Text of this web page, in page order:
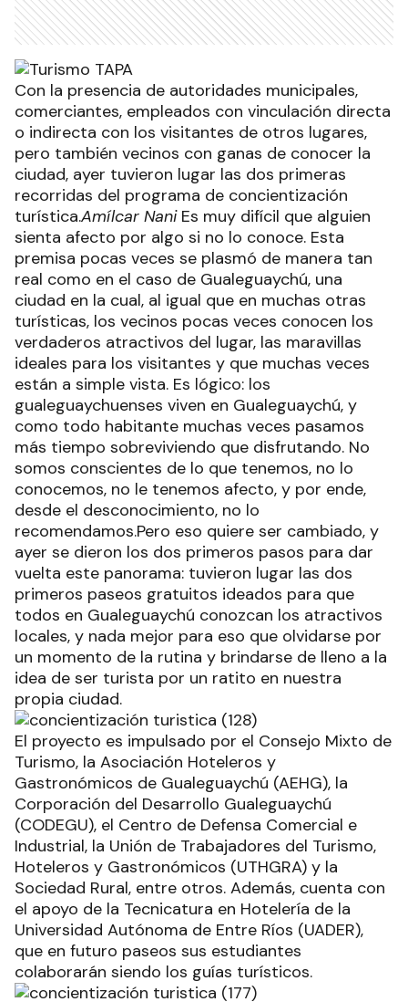
Con la presencia de autoridades municipales,
comerciantes, empleados con vinculación directa
o indirecta con los visitantes de otros lugares,
pero también vecinos con ganas de conocer la
ciudad, ayer tuvieron lugar las dos primeras
recorridas del programa de concientización
turística.Amílcar NaniEs muy difícil que alguien
sienta afecto por algo si no lo conoce. Esta
premisa pocas veces se plasmó de manera tan
real como en el caso de Gualeguaychú, una
ciudad en la cual, al igual que en muchas otras
turísticas, los vecinos pocas veces conocen los
verdaderos atractivos del lugar, las maravillas
ideales para los visitantes y que muchas veces
están a simple vista. Es lógico: los
gualeguaychuenses viven en Gualeguaychú, y
como todo habitante muchas veces pasamos
más tiempo sobreviviendo que disfrutando. No
somos conscientes de lo que tenemos, no lo
conocemos, no le tenemos afecto, y por ende,
desde el desconocimiento, no lo
recomendamos.Pero eso quiere ser cambiado, y
ayer se dieron los dos primeros pasos para dar
vuelta este panorama: tuvieron lugar las dos
primeros paseos gratuitos ideados para que
todos en Gualeguaychú conozcan los atractivos
locales, y nada mejor para eso que olvidarse por
un momento de la rutina y brindarse de lleno a la
idea de ser turista por un ratito en nuestra
propia ciudad.
El proyecto es impulsado por el Consejo Mixto de
Turismo, la Asociación Hoteleros y
Gastronómicos de Gualeguaychú (AEHG), la
Corporación del Desarrollo Gualeguaychú
(CODEGU), el Centro de Defensa Comercial e
Industrial, la Unión de Trabajadores del Turismo,
Hoteleros y Gastronómicos (UTHGRA) y la
Sociedad Rural, entre otros. Además, cuenta con
el apoyo de la Tecnicatura en Hotelería de la
Universidad Autónoma de Entre Ríos (UADER),
que en futuro paseos sus estudiantes
colaborarán siendo los guías turísticos.